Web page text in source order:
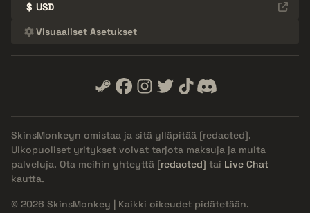
$ USD
Visuaaliset Asetukset
SkinsMonkeyn omistaa ja sitä ylläpitää [redacted].
Ulkopuoliset yritykset voivat tarjota maksuja ja muita
palveluja. Ota meihin yhteyttä [redacted] tai Live Chat
kautta.
© 2026 SkinsMonkey | Kaikki oikeudet pidätetään.